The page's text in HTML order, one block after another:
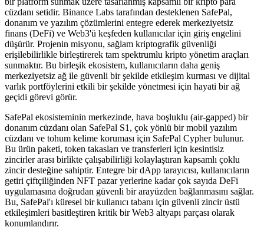
cüzdanı setidir. Binance Labs tarafından desteklenen SafePal,
donanım ve yazılım çözümlerini entegre ederek merkeziyetsiz
finans (DeFi) ve Web3'ü keşfeden kullanıcılar için giriş engelini
düşürür. Projenin misyonu, sağlam kriptografik güvenliği
erişilebilirlikle birleştirerek tam spektrumlu kripto yönetim araçları
sunmaktır. Bu birleşik ekosistem, kullanıcıların daha geniş
merkeziyetsiz ağ ile güvenli bir şekilde etkileşim kurması ve dijital
varlık portföylerini etkili bir şekilde yönetmesi için hayati bir ağ
geçidi görevi görür.
SafePal ekosisteminin merkezinde, hava boşluklu (air-gapped) bir
donanım cüzdanı olan SafePal S1, çok yönlü bir mobil yazılım
cüzdanı ve tohum kelime koruması için SafePal Cypher bulunur.
Bu ürün paketi, token takasları ve transferleri için kesintisiz
zincirler arası birlikte çalışabilirliği kolaylaştıran kapsamlı çoklu
zincir desteğine sahiptir. Entegre bir dApp tarayıcısı, kullanıcıların
getiri çiftçiliğinden NFT pazar yerlerine kadar çok sayıda DeFi
uygulamasına doğrudan güvenli bir arayüzden bağlanmasını sağlar.
Bu, SafePal'ı küresel bir kullanıcı tabanı için güvenli zincir üstü
etkileşimleri basitleştiren kritik bir Web3 altyapı parçası olarak
konumlandırır.